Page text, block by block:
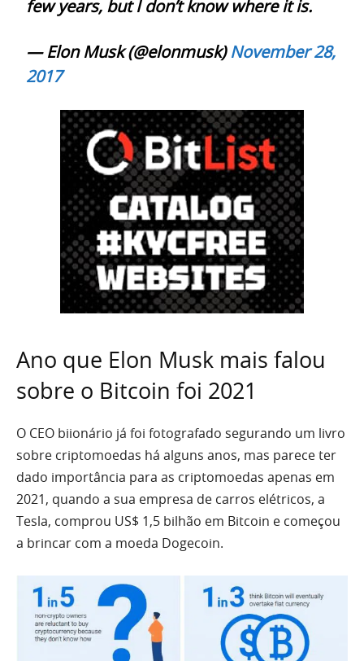
few years, but I don’t know where it is.
— Elon Musk (@elonmusk)November 28,
2017
Ano que Elon Musk mais falou
sobre o Bitcoin foi 2021
O CEO biionário já foi fotografado segurando um livro
sobre criptomoedas há alguns anos, mas parece ter
dado importância para as criptomoedas apenas em
2021, quando a sua empresa de carros elétricos, a
Tesla, comprou US$ 1,5 bilhão em Bitcoin e começou
a brincar com a moeda Dogecoin.